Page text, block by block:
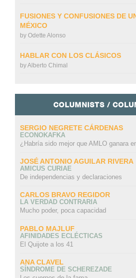
FUSIONES Y CONFUSIONES DE
MÉXICO
by Odette Alonso
HABLAR CON LOS CLÁSICOS
byAlberto Chimal
COLUMNISTS /
SERGIO NEGRETE CÁRDENAS
ECONOKAFKA
¿Habría sido mejor que AMLO ganara
JOSÉ ANTONIO AGUILAR RIVERA
AMICUS CURIAE
De independencias y declaraciones
CARLOS BRAVO REGIDOR
LA VERDAD CONTRARIA
Mucho poder, poca capacidad
PABLO MAJLUF
AFINIDADES ECLÉCTICAS
El Quijote a los 41
ANA CLAVEL
SÍNDROME DE SCHEREZADE